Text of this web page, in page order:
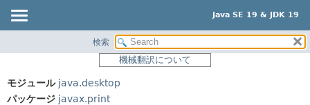
Java SE 19 & JDK 19
パッケージ
サマリー:
ネスト済
検索
機械翻訳について
モジュール java.desktop
パッケージ javax.print